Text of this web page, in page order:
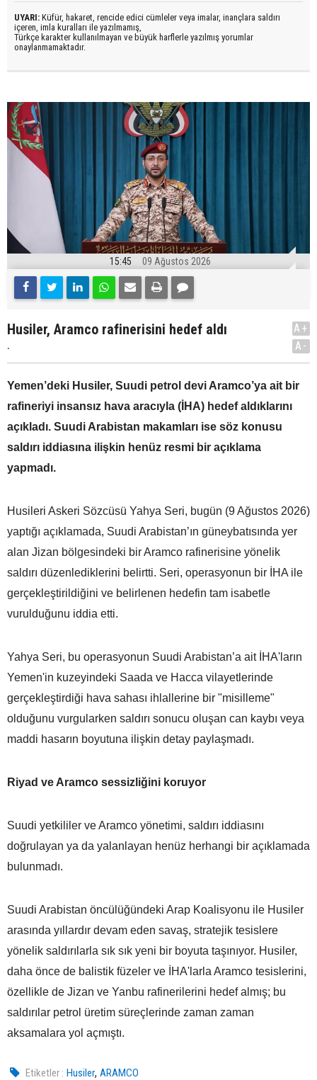
UYARI: Küfür, hakaret, rencide edici cümleler veya imalar, inançlara saldırı
içeren, imla kuralları ile yazılmamış,
Türkçe karakter kullanılmayan ve büyük harflerle yazılmış yorumlar
onaylanmamaktadır.
15:45 09 Ağustos 2026
Husiler, Aramco rafinerisini hedef aldı
.
A+
A-
Yemen’deki Husiler, Suudi petrol devi Aramco’ya ait bir
rafineriyi insansız hava aracıyla (İHA) hedef aldıklarını
açıkladı. Suudi Arabistan makamları ise söz konusu
saldırı iddiasına ilişkin henüz resmi bir açıklama
yapmadı.
Husileri Askeri Sözcüsü Yahya Seri, bugün (9 Ağustos 2026)
yaptığı açıklamada, Suudi Arabistan’ın güneybatısında yer
alan Jizan bölgesindeki bir Aramco rafinerisine yönelik
saldırı düzenlediklerini belirtti. Seri, operasyonun bir İHA ile
gerçekleştirildiğini ve belirlenen hedefin tam isabetle
vurulduğunu iddia etti.
Yahya Seri, bu operasyonun Suudi Arabistan’a ait İHA'ların
Yemen'in kuzeyindeki Saada ve Hacca vilayetlerinde
gerçekleştirdiği hava sahası ihlallerine bir "misilleme"
olduğunu vurgularken saldırı sonucu oluşan can kaybı veya
maddi hasarın boyutuna ilişkin detay paylaşmadı.
Riyad ve Aramco sessizliğini koruyor
Suudi yetkililer ve Aramco yönetimi, saldırı iddiasını
doğrulayan ya da yalanlayan henüz herhangi bir açıklamada
bulunmadı.
Suudi Arabistan öncülüğündeki Arap Koalisyonu ile Husiler
arasında yıllardır devam eden savaş, stratejik tesislere
yönelik saldırılarla sık sık yeni bir boyuta taşınıyor. Husiler,
daha önce de balistik füzeler ve İHA'larla Aramco tesislerini,
özellikle de Jizan ve Yanbu rafinerilerini hedef almış; bu
saldırılar petrol üretim süreçlerinde zaman zaman
aksamalara yol açmıştı.
Etiketler : Husiler,ARAMCO